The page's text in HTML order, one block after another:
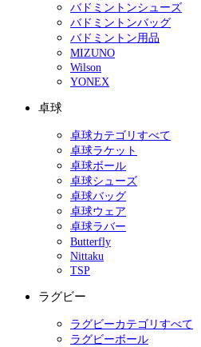
バドミントンシューズ
バドミントンバッグ
バドミントン用品
MIZUNO
Wilson
YONEX
卓球
卓球カテゴリすべて
卓球ラケット
卓球ボール
卓球シューズ
卓球バッグ
卓球ウェア
卓球ラバー
Butterfly
Nittaku
TSP
ラグビー
ラグビーカテゴリすべて
ラグビーボール